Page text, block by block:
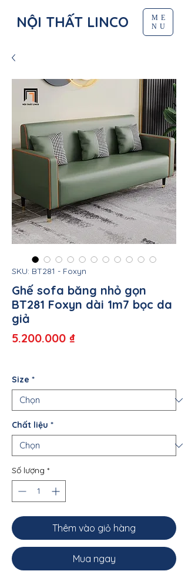
NỘI THẤT LINCO
ME
NU
SKU: BT281 - Foxyn
Ghế sofa băng nhỏ gọn
BT281 Foxyn dài 1m7 bọc da
giả
5.200.000 ₫Giá
Size *
Chất liệu *
Số lượng *
Thêm vào giỏ hàng
Mua ngay